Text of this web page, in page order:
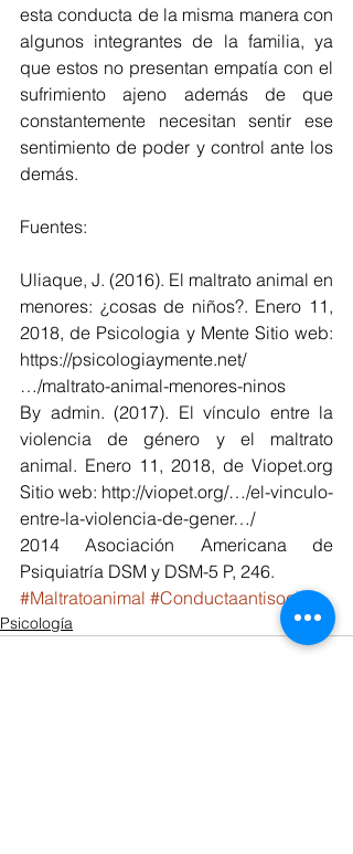
esta conducta de la misma manera con
algunos integrantes de la familia, ya
que estos no presentan empatía con el
sufrimiento ajeno además de que
constantemente necesitan sentir ese
sentimiento de poder y control ante los
demás.
Fuentes:
Uliaque, J. (2016). El maltrato animal en
menores: ¿cosas de niños?. Enero 11,
2018, de Psicologia y Mente Sitio web:
https://psicologiaymente.net/
…/maltrato-animal-menores-ninos
By admin. (2017). El vínculo entre la
violencia de género y el maltrato
animal. Enero 11, 2018, de Viopet.org
Sitio web: http://viopet.org/…/el-vinculo-
entre-la-violencia-de-gener…/
2014 Asociación Americana de
Psiquiatría DSM y DSM-5 P, 246.
#Maltratoanimal #Conductaantisocial
Psicología